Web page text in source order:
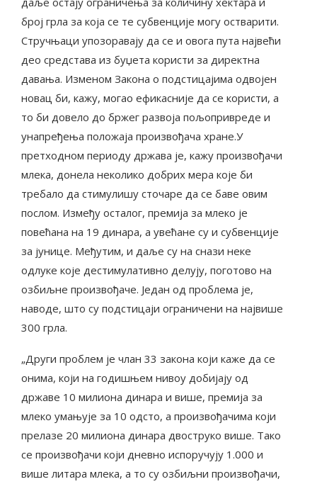
број грла за која се те субвенције могу остварити.
Стручњаци упозоравају да се и овога пута највећи
део средстава из буџета користи за директна
давања. Изменом Закона о подстицајима одвојен
новац би, кажу, могао ефикасније да се користи, а
то би довело до бржег развоја пољопривреде и
унапређења положаја произвођача хране.У
претходном периоду држава је, кажу произвођачи
млека, донела неколико добрих мера које би
требало да стимулишу сточаре да се баве овим
послом. Између осталог, премија за млеко је
повећана на 19 динара, а увећане су и субвенције
за јунице. Међутим, и даље су на снази неке
одлуке које дестимулативно делују, поготово на
озбиљне произвођаче. Један од проблема је,
наводе, што су подстицаји ограничени на највише
300 грла.
„Други проблем је члан 33 закона који каже да се
онима, који на годишњем нивоу добијају од
државе 10 милиона динара и више, премија за
млеко умањује за 10 одсто, а произвођачима који
прелазе 20 милиона динара двоструко више. Тако
се произвођачи који дневно испоручују 1.000 и
више литара млека, а то су озбиљни произвођачи,